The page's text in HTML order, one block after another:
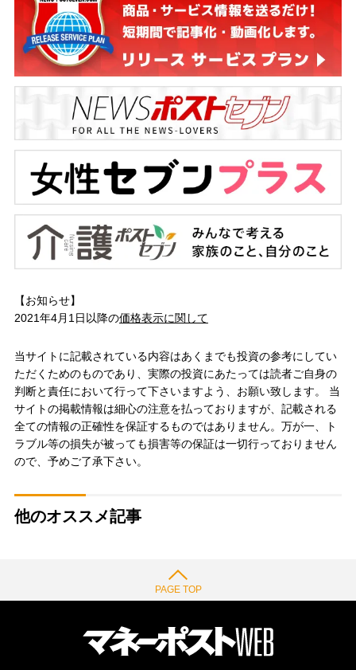
【お知らせ】
2021年4月1日以降の価格表示に関して
当サイトに記載されている内容はあくまでも投資の参考にしてい
ただくためのものであり、実際の投資にあたっては読者ご自身の
判断と責任において行って下さいますよう、お願い致します。 当
サイトの掲載情報は細心の注意を払っておりますが、記載される
全ての情報の正確性を保証するものではありません。万が一、ト
ラブル等の損失が被っても損害等の保証は一切行っておりません
ので、予めご了承下さい。
他のオススメ記事
PAGE TOP